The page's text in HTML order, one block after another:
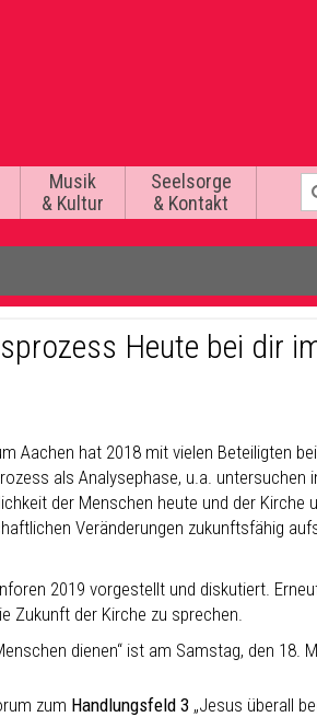
Musik
& Kultur
Seelsorge
& Kontakt
Heute bei dir
Aachen hat 2018 mit vielen Beteiligten
als Analysephase, u.a. untersuchen
der Menschen heute und der Kirche
Veränderungen zukunftsfähig
2019 vorgestellt und diskutiert.
Zukunft der Kirche zu sprechen.
dienen“ ist am Samstag, den 18.
zum Handlungsfeld 3 „Jesus überall